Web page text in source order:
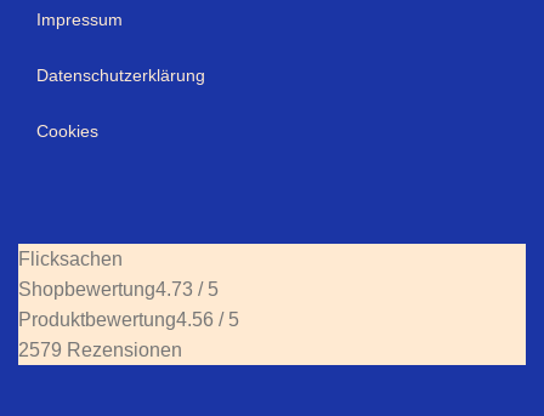
Impressum
Datenschutzerklärung
Cookies
Flicksachen
Shopbewertung4.73 / 5
Produktbewertung4.56 / 5
2579 Rezensionen